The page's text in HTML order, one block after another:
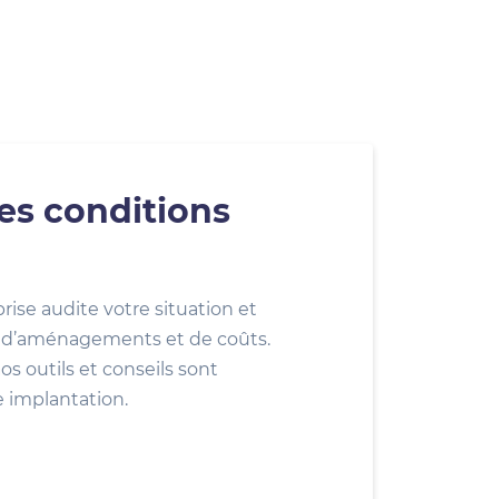
conditions
audite votre situation et
et de coûts.
outils et conseils sont
implantation.